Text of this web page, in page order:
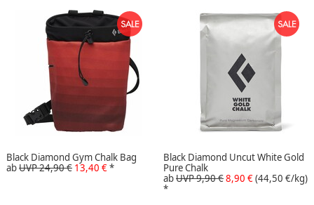
Black Diamond Gym Chalk Bag
abUVP 24,90 € 13,40 €*
Black Diamond Uncut White Gold
Pure Chalk
abUVP 9,90 €8,90 €(44,50 €/kg)
*